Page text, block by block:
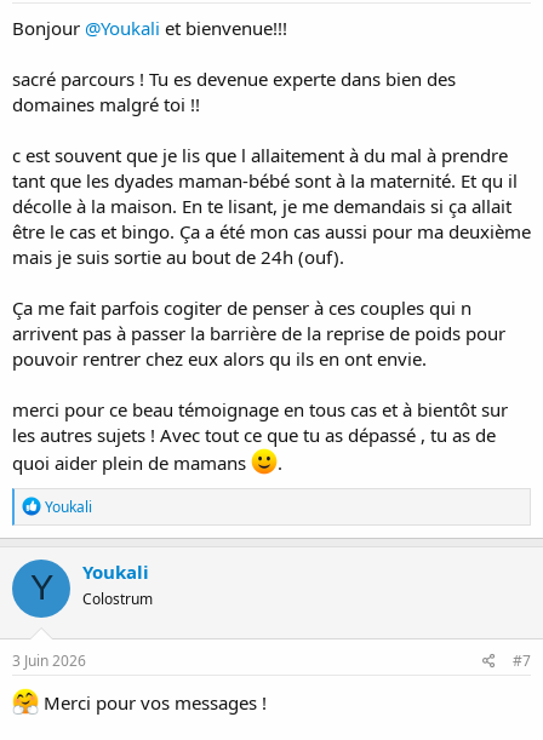
Bonjour @Youkali et bienvenue!!!
sacré parcours ! Tu es devenue experte dans bien des
domaines malgré toi !!
c est souvent que je lis que l allaitement à du mal à prendre
tant que les dyades maman-bébé sont à la maternité. Et qu il
décolle à la maison. En te lisant, je me demandais si ça allait
être le cas et bingo. Ça a été mon cas aussi pour ma deuxième
mais je suis sortie au bout de 24h (ouf).
Ça me fait parfois cogiter de penser à ces couples qui n
arrivent pas à passer la barrière de la reprise de poids pour
pouvoir rentrer chez eux alors qu ils en ont envie.
merci pour ce beau témoignage en tous cas et à bientôt sur
les autres sujets ! Avec tout ce que tu as dépassé , tu as de
quoi aider plein de mamans
.
R
é
a
c
t
o
n
s
Youkali
Y Youkali
Colostrum
3 Juin 2026 #7
Merci pour vos messages !